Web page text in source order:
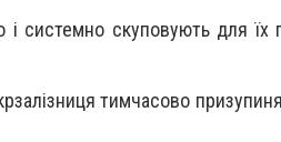
системно скуповують для їх
тимчасово